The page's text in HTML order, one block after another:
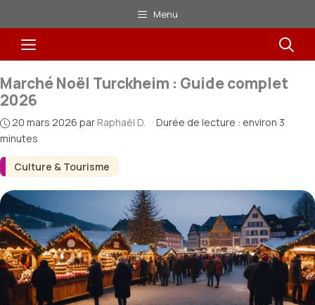
au
contenu
Menu
Menu
Culture & Tourisme
Marché Noël Turckheim : Guide complet
2026
20 mars 2026 par Raphaël D. · Durée de lecture : environ 3
minutes